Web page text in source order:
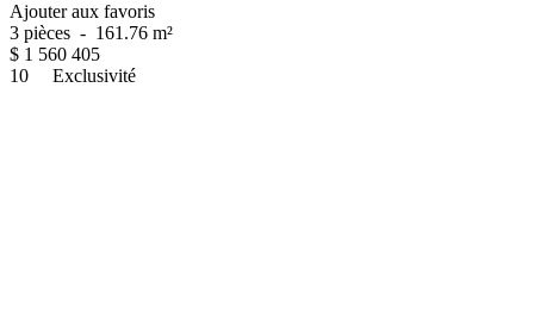
Ajouter aux favoris
3 pièces - 161.76 m²
$ 1 560 405
10
Exclusivité